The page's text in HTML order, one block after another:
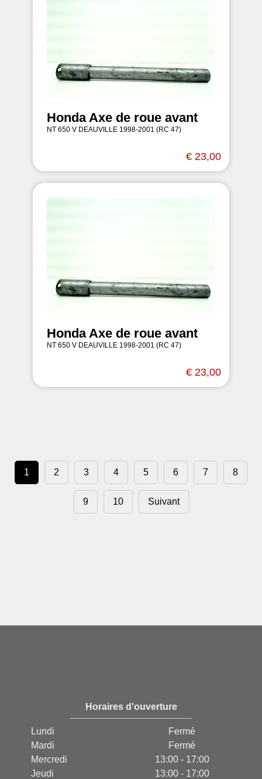
Honda Axe de roue avant
NT 650 V DEAUVILLE 1998-2001 (RC 47)
€ 23,00
Honda Axe de roue avant
NT 650 V DEAUVILLE 1998-2001 (RC 47)
€ 23,00
1 2 3 4 5 6 7 8
9 10 Suivant
Horaires d'ouverture
Lundi
Fermé
Mardi
Fermé
Mercredi
13:00 - 17:00
Jeudi
13:00 - 17:00